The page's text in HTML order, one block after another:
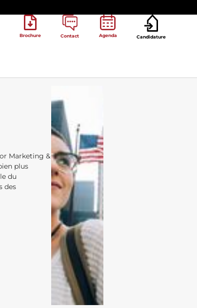
Brochure Contact Agenda Candidature
Marketing &
plus
du
des